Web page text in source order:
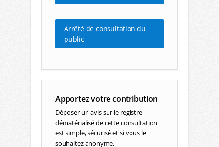
Arrêté de consultation du
public
Apportez votre contribution
Déposer un avis sur le registre
dématérialisé de cette consultation
est simple, sécurisé et si vous le
souhaitez anonyme.